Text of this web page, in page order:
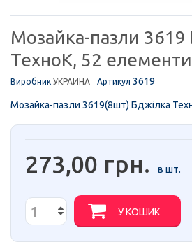
Мозайка-пазли
ТехноК, 52 елементи
Виробник УКРАИНА Артикул 3619
Мозайка-пазли 3619(8шт) Бджiлка
273,00 грн. в шт.
У КОШИК